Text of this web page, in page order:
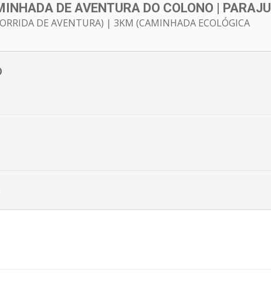
DE AVENTURA DO COLONO | PARAJU
DE AVENTURA) | 3KM (CAMINHADA ECOLÓGICA